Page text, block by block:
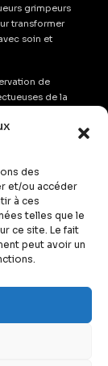
des
et/ou accéder
à ces
telles que le
ce site. Le fait
peut avoir un
grimpeurs
transformer
soin et
de
de la
vos
leur
de
verts,
tous vos
les environs.